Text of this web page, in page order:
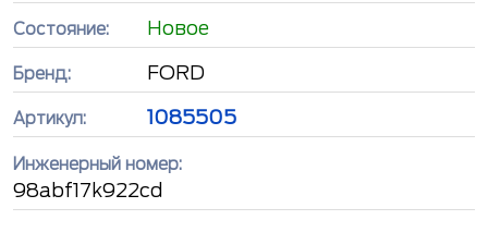
Состояние: Новое
Бренд: FORD
Артикул: 1085505
Инженерный номер:
98abf17k922cd